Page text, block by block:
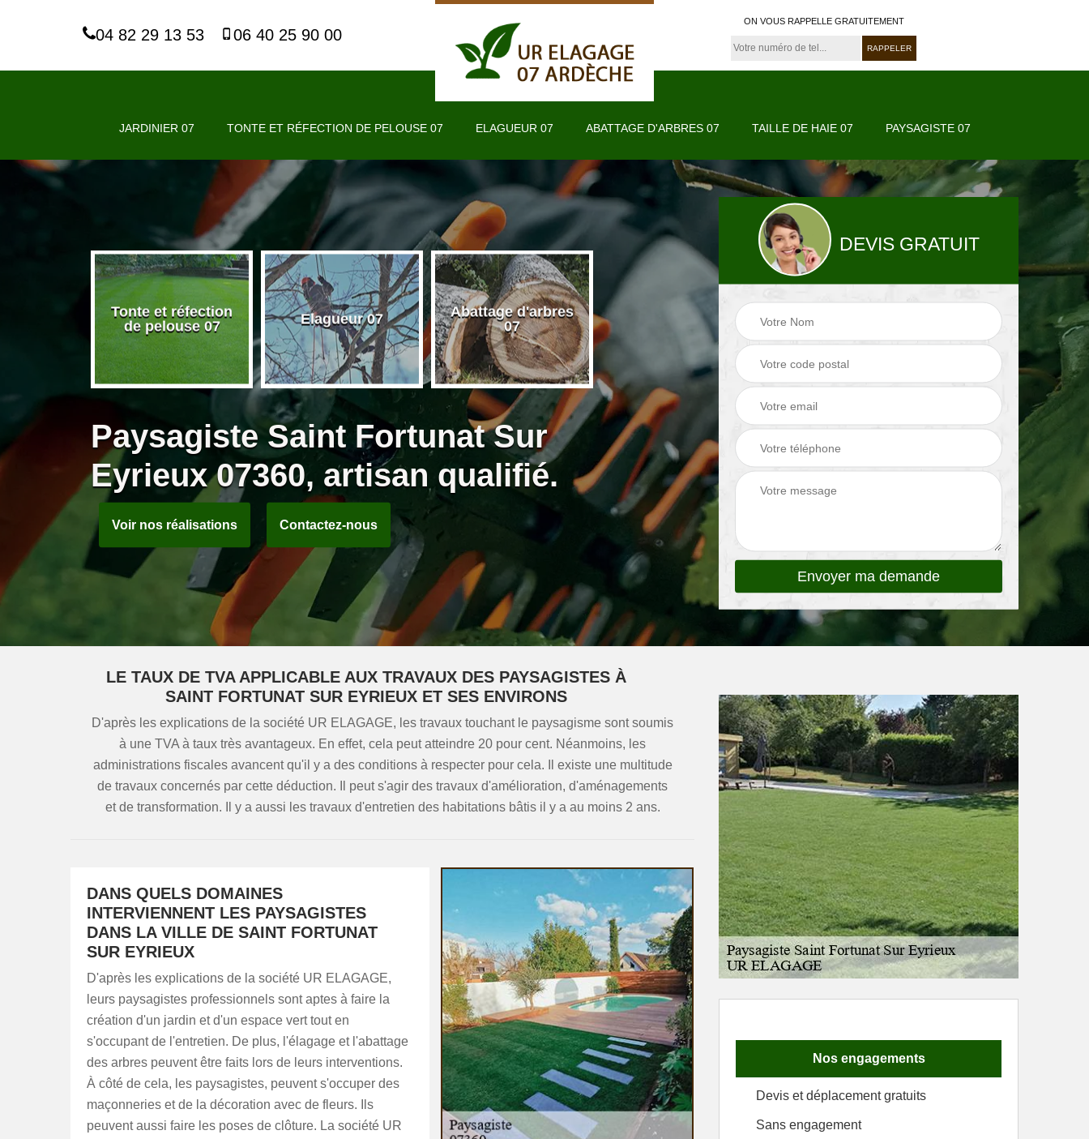
04 82 29 13 53 06 40 25 90 00
ON VOUS RAPPELLE GRATUITEMENT
JARDINIER 07 TONTE ET RÉFECTION DE PELOUSE 07 ELAGUEUR 07 ABATTAGE D'ARBRES 07 TAILLE DE HAIE 07 PAYSAGISTE 07
Tonte et réfection
de pelouse 07
Elagueur 07
Abattage d'arbres
07
Taille de haie 07 Paysagiste 07 Jardinier 07
Paysagiste Saint Fortunat Sur
Eyrieux 07360, artisan qualifié.
Voir nos réalisations Contactez-nous
DEVIS GRATUIT
LE TAUX DE TVA APPLICABLE AUX TRAVAUX DES PAYSAGISTES À
SAINT FORTUNAT SUR EYRIEUX ET SES ENVIRONS
D'après les explications de la société UR ELAGAGE, les travaux touchant le paysagisme sont soumis
à une TVA à taux très avantageux. En effet, cela peut atteindre 20 pour cent. Néanmoins, les
administrations fiscales avancent qu'il y a des conditions à respecter pour cela. Il existe une multitude
de travaux concernés par cette déduction. Il peut s'agir des travaux d'amélioration, d'aménagements
et de transformation. Il y a aussi les travaux d'entretien des habitations bâtis il y a au moins 2 ans.
DANS QUELS DOMAINES
INTERVIENNENT LES PAYSAGISTES
DANS LA VILLE DE SAINT FORTUNAT
SUR EYRIEUX
D'après les explications de la société UR ELAGAGE,
leurs paysagistes professionnels sont aptes à faire la
création d'un jardin et d'un espace vert tout en
s'occupant de l'entretien. De plus, l'élagage et l'abattage
des arbres peuvent être faits lors de leurs interventions.
À côté de cela, les paysagistes, peuvent s'occuper des
maçonneries et de la décoration avec de fleurs. Ils
peuvent aussi faire les poses de clôture. La société UR
Nos engagements
Devis et déplacement gratuits
Sans engagement